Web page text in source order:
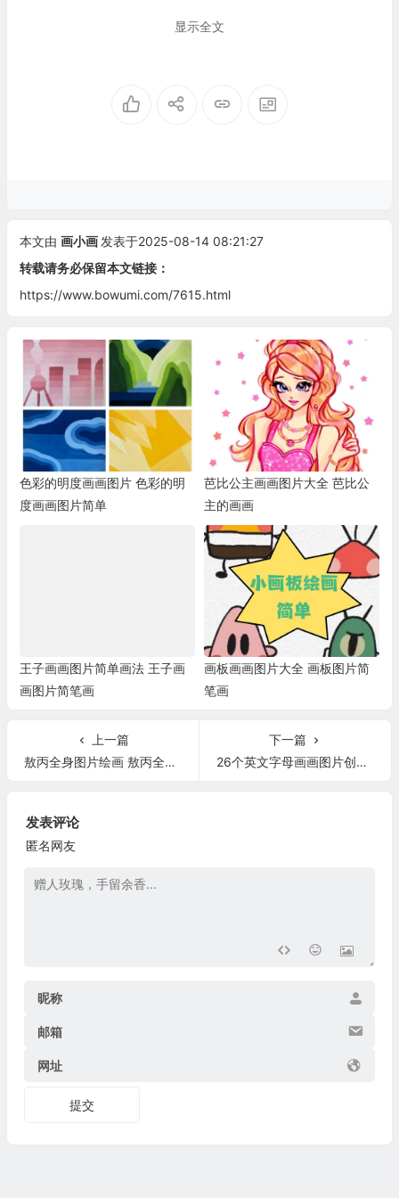
显示全文
本文由 画小画 发表于2025-08-14 08:21:27
转载请务必保留本文链接：
https://www.bowumi.com/7615.html
色彩的明度画画图片 色彩的明
度画画图片简单
芭比公主画画图片大全 芭比公
主的画画
王子画画图片简单画法 王子画
画图片简笔画
画板画画图片大全 画板图片简
笔画
上一篇
敖丙全身图片绘画 敖丙全身素描图片
下一篇
26个英文字母画画图片创意 手工
发表评论
匿名网友
昵称
邮箱
网址
提交